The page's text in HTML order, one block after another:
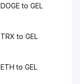
DOGE to GEL
TRX to GEL
ETH to GEL